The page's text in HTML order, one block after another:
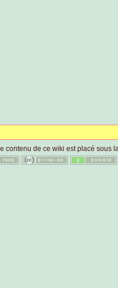
contenu de ce wiki est placé sous